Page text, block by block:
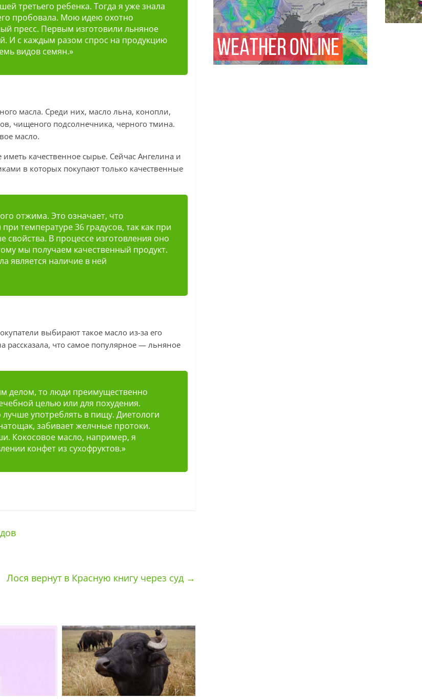
третьего ребенка. Тогда я уже знала
пробовала. Мою идею охотно
пресс. Первым изготовили льняное
И с каждым разом спрос на продукцию
видов семян.»
масла. Среди них, масло льна, конопли,
чищеного подсолнечника, черного тмина.
масло.
качественное сырье. Сейчас Ангелина и
в которых покупают только качественные
отжима. Это означает, что
температуре 36 градусов, так как при
свойства. В процессе изготовления оно
мы получаем качественный продукт.
является наличие в ней
выбирают такое масло из-за его
рассказала, что самое популярное — льняное
делом, то люди преимущественно
целью или для похудения.
употреблять в пищу. Диетологи
забивает желчные протоки.
Кокосовое масло, например, я
конфет из сухофруктов.»
Лося вернут в Красную книгу через суд →